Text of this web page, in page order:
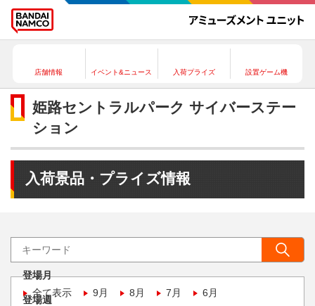
店舗情報 イベント&ニュース 入荷プライズ 設置ゲーム機
姫路セントラルパーク サイバーステー
ション
入荷景品・プライズ情報
登場月
全て表示
9月 8月 7月 6月
登場週